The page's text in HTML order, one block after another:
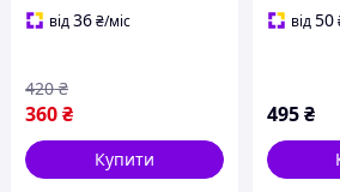
від36₴/міс
360₴
420 ₴
Купити
від50
495 ₴